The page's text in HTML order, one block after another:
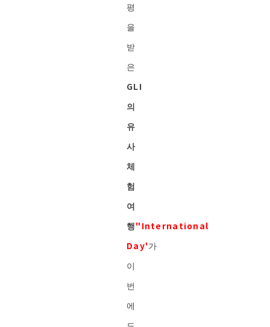
평
을
받
은
GLI
의
유
사
체
험
여
행"International
Day'가
이
번
에